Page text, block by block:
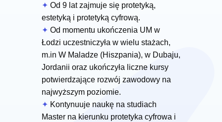
✦ Od 9 lat zajmuje się protetyką,
estetyką i protetyką cyfrową.
✦ Od momentu ukończenia UM w
Łodzi uczestniczyła w wielu stażach,
m.in W Maladze (Hiszpania), w Dubaju,
Jordanii oraz ukończyła liczne kursy
potwierdzające rozwój zawodowy na
najwyższym poziomie.
✦ Kontynuuje naukę na studiach
Master na kierunku protetyka cyfrowa i